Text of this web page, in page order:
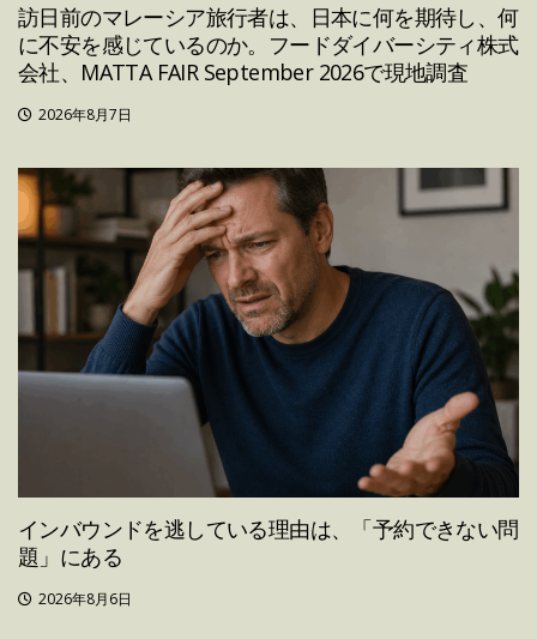
訪日前のマレーシア旅行者は、日本に何を期待し、何
に不安を感じているのか。フードダイバーシティ株式
会社、MATTA FAIR September 2026で現地調査
2026年8月7日
インバウンドを逃している理由は、「予約できない問
題」にある
2026年8月6日